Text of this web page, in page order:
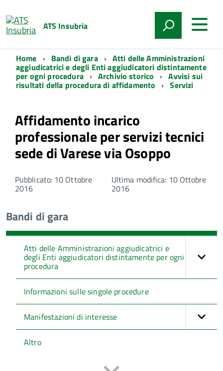
ATS Insubria
Home Bandi di gara Atti delle Amministrazioni
aggiudicatrici e degli Enti aggiudicatori distintamente
per ogni procedura Archivio storico Avvisi sui
risultati della procedura di affidamento Servizi
Affidamento incarico
professionale per servizi tecnici
sede di Varese via Osoppo
Pubblicato: 10 Ottobre
2016
Ultima modifica: 10 Ottobre
2016
Bandi di gara
Atti delle Amministrazioni aggiudicatrici e
degli Enti aggiudicatori distintamente per ogni
procedura
Informazioni sulle singole procedure
Manifestazioni di interesse
Altro